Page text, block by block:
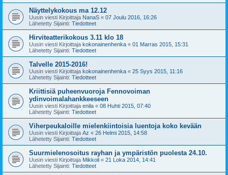
Näyttelykokous ma 12.12
Uusin viesti Kirjoittaja NanaS « 07 Joulu 2016, 16:26
Lähetetty Sijainti: Tiedotteet
Hirviteatterikokous 3.11 klo 18
Uusin viesti Kirjoittaja kokonainenhenka « 01 Marras 2015, 15:31
Lähetetty Sijainti: Tiedotteet
Talvelle 2015-2016!
Uusin viesti Kirjoittaja kokonainenhenka « 25 Syys 2015, 11:16
Lähetetty Sijainti: Tiedotteet
Kriittisiä puheenvuoroja Fennovoiman
ydinvoimalahankkeeseen
Uusin viesti Kirjoittaja enila « 08 Huhti 2015, 07:40
Lähetetty Sijainti: Tiedotteet
Viherpeukaloille mielenkiintoisia luentoja koko kevään
Uusin viesti Kirjoittaja Az « 26 Helmi 2015, 14:58
Lähetetty Sijainti: Tiedotteet
Suurmielenosoitus rayhan ja ympäristön puolesta 24.10.
Uusin viesti Kirjoittaja Mikkoli « 21 Loka 2014, 14:41
Lähetetty Sijainti: Tiedotteet